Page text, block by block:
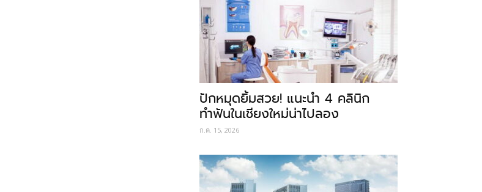
ปักหมุดยิ้มสวย! แนะนำ 4 คลินิก
ทำฟันในเชียงใหม่น่าไปลอง
ก.ค. 15, 2026